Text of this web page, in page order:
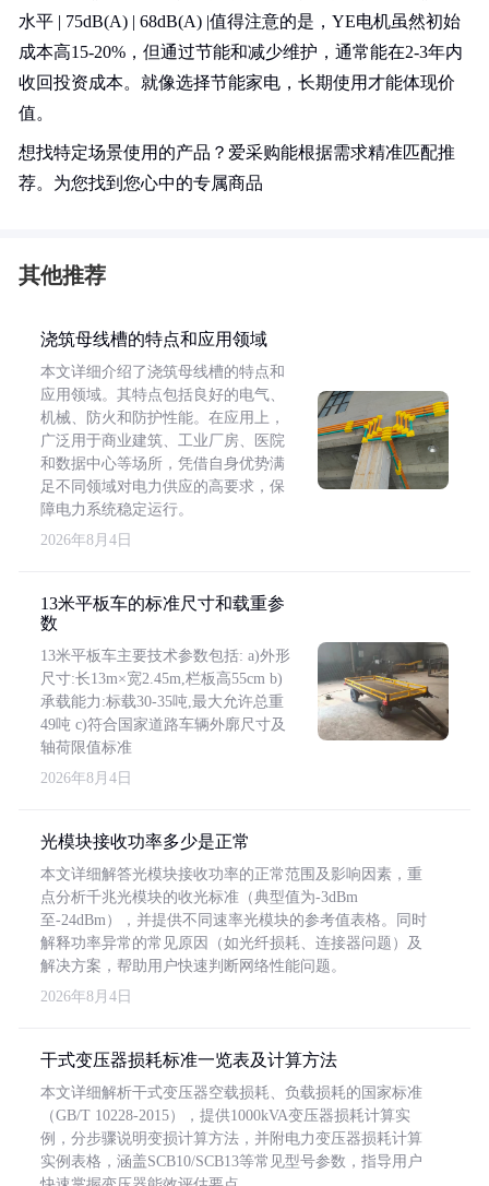
水平 | 75dB(A) | 68dB(A) |值得注意的是，YE电机虽然初始
成本高15-20%，但通过节能和减少维护，通常能在2-3年内
收回投资成本。就像选择节能家电，长期使用才能体现价
值。
想找特定场景使用的产品？爱采购能根据需求精准匹配推
荐。为您找到您心中的专属商品
其他推荐
浇筑母线槽的特点和应用领域
本文详细介绍了浇筑母线槽的特点和
应用领域。其特点包括良好的电气、
机械、防火和防护性能。在应用上，
广泛用于商业建筑、工业厂房、医院
和数据中心等场所，凭借自身优势满
足不同领域对电力供应的高要求，保
障电力系统稳定运行。
2026年8月4日
13米平板车的标准尺寸和载重参
数
13米平板车主要技术参数包括: a)外形
尺寸:长13m×宽2.45m,栏板高55cm b)
承载能力:标载30-35吨,最大允许总重
49吨 c)符合国家道路车辆外廓尺寸及
轴荷限值标准
2026年8月4日
光模块接收功率多少是正常
本文详细解答光模块接收功率的正常范围及影响因素，重
点分析千兆光模块的收光标准（典型值为-3dBm
至-24dBm），并提供不同速率光模块的参考值表格。同时
解释功率异常的常见原因（如光纤损耗、连接器问题）及
解决方案，帮助用户快速判断网络性能问题。
2026年8月4日
干式变压器损耗标准一览表及计算方法
本文详细解析干式变压器空载损耗、负载损耗的国家标准
（GB/T 10228-2015），提供1000kVA变压器损耗计算实
例，分步骤说明变损计算方法，并附电力变压器损耗计算
实例表格，涵盖SCB10/SCB13等常见型号参数，指导用户